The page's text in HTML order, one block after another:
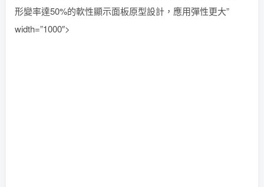
形變率達50%的軟性顯示面板原型設計，應用彈性更大”
width=”1000″>